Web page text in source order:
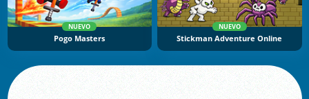
NUEVO
Pogo Masters
NUEVO
Stickman Adventure Online